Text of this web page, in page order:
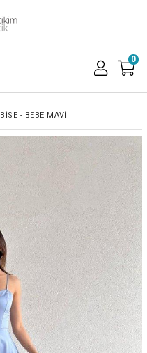
0
- BEBE MAVİ